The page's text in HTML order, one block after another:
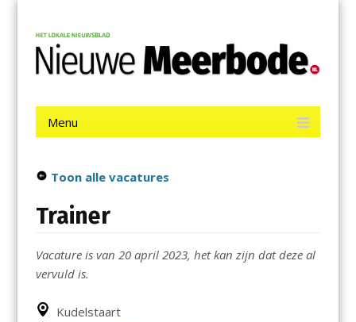
contentNieuwe Meerbode
Menu
Toon alle vacatures
Trainer
Vacature is van 20 april 2023, het kan zijn dat deze al
vervuld is.
Kudelstaart